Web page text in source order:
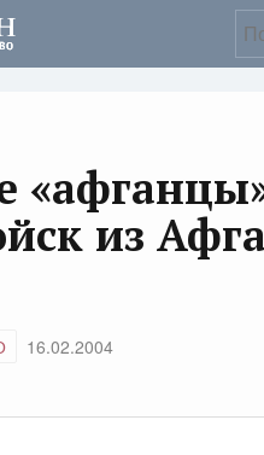
из
16.02.2004